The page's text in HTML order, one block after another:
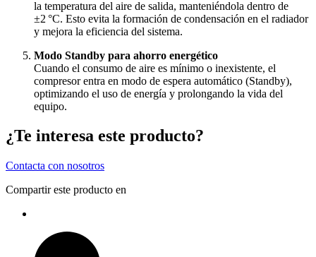
la temperatura del aire de salida, manteniéndola dentro de
±2 °C. Esto evita la formación de condensación en el radiador
y mejora la eficiencia del sistema.
Modo Standby para ahorro energético
Cuando el consumo de aire es mínimo o inexistente, el
compresor entra en modo de espera automático (Standby),
optimizando el uso de energía y prolongando la vida del
equipo.
¿Te interesa este producto?
Contacta con nosotros
Compartir este producto en